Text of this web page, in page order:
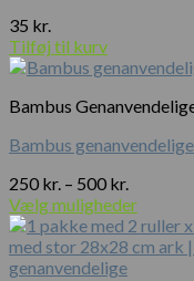
35 kr.
Tilføj til kurv
Bambus
Bambus
250 kr. – 500 kr.
250 kr.
til
500 kr.
Vælg muligheder